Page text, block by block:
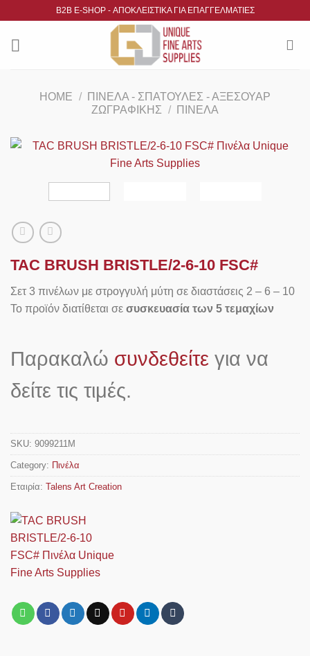
περιεχόμενο
B2B Ε-SHOP - ΑΠΟΚΛΕΙΣΤΙΚΑ ΓΙΑ ΕΠΑΓΓΕΛΜΑΤΙΕΣ
HOME /
ΠΙΝΈΛΑ - ΣΠΆΤΟΥΛΕΣ - ΑΞΕΣΟΥΆΡ
ΖΩΓΡΑΦΙΚΉΣ / ΠΙΝΈΛΑ
TAC BRUSH BRISTLE/2-6-10 FSC#
Σετ 3 πινέλων με στρογγυλή μύτη σε διαστάσεις 2 – 6 – 10
Το προϊόν διατίθεται σε συσκευασία των 5 τεμαχίων
Παρακαλώ συνδεθείτε για να
δείτε τις τιμές.
SKU: 9099211M
Category: Πινέλα
Εταιρία: Talens Art Creation